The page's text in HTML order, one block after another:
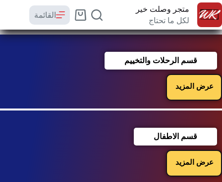
متجر وصلت خير
لكل ما تحتاج
القائمة
قسم الرحلات والتخييم
عرض المزيد
قسم الاطفال
عرض المزيد